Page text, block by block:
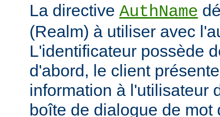
La directive AuthName
(Realm) à utiliser avec
L'identificateur possède
d'abord, le client
information à l'utilisateur
boîte de dialogue de mot